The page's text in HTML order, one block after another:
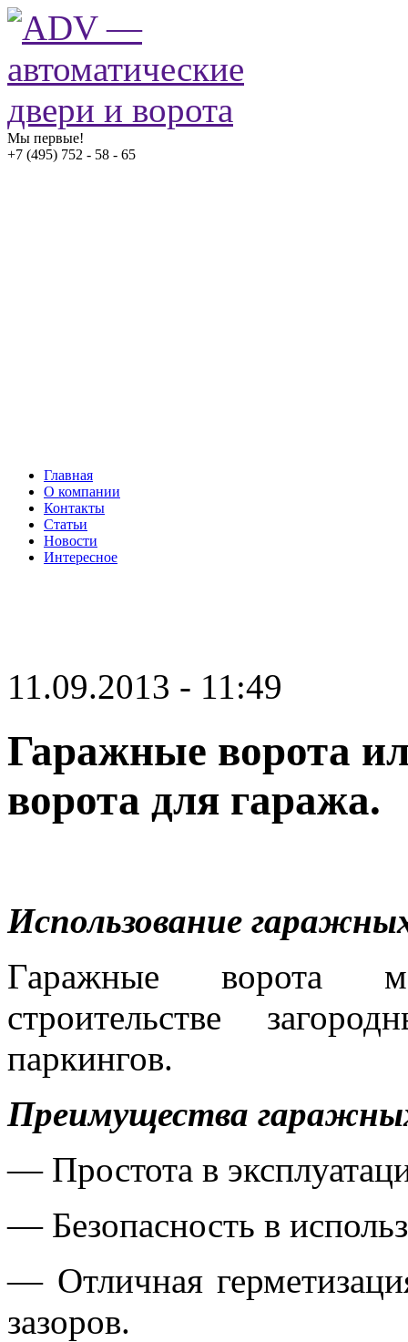
Мы первые!
+7 (495) 752 - 58 - 65
Главная
О компании
Контакты
Статьи
Новости
Интересное
11.09.2013 - 11:49
Гаражные ворота
ворота для гаража.
Использование
Гаражные ворота
строительстве
паркингов.
Преимущества
— Простота в
— Безопасность в
— Отличная
зазоров.